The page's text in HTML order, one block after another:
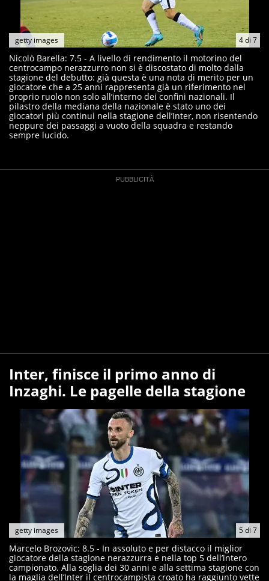
4di 7
getty images
Nicolò Barella: 7.5 - A livello di rendimento il motorino del
centrocampo nerazzurro non si è discostato di molto dalla
stagione del debutto: già questa è una nota di merito per un
giocatore che a 25 anni rappresenta già un riferimento nel
proprio ruolo non solo all’interno dei confini nazionali. Il
pilastro della mediana della nazionale è stato uno dei
giocatori più continui nella stagione dell’Inter, non risentendo
neppure dei passaggi a vuoto della squadra e restando
sempre lucido.
Inter, finisce il primo anno di
Inzaghi. Le pagelle della stagione
5di 7
getty images
Marcelo Brozovic: 8.5 - In assoluto e per distacco il miglior
giocatore della stagione nerazzurra e nella top 5 dell’intero
campionato. Alla soglia dei 30 anni e alla settima stagione con
la maglia dell’Inter il centrocampista croato ha raggiunto vette